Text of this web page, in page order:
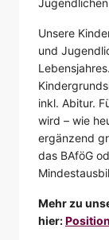
Unsere
und
inkl. Abitur.
wird – wie
ergänzend
das BAföG
Mehr zu
hier: